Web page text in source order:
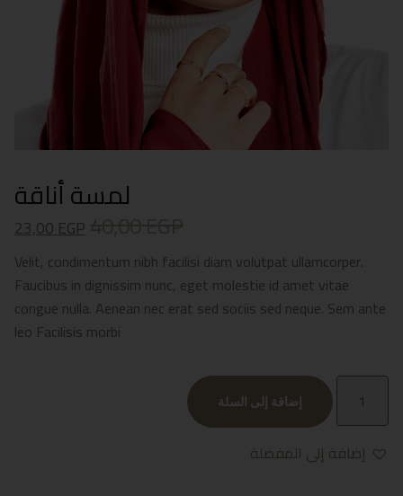
لمسة أناقة
23,00EGP
Velit, condimentum nibh facilisi diam volutpat ullamcorper.
Faucibus in dignissim nunc, eget molestie id amet vitae
congue nulla. Aenean nec erat sed sociis sed neque. Sem ante
leo Facilisis morbi
إضافة إلى السلة
إضافة إلى المفضلة